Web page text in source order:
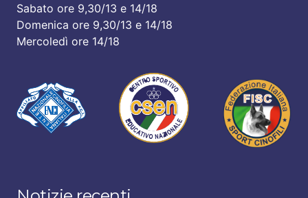
Sabato ore 9,30/13 e 14/18
Domenica ore 9,30/13 e 14/18
Mercoledì ore 14/18